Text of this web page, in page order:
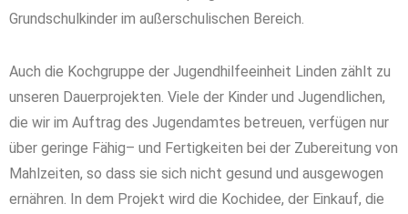
Grundschulkinder im außerschulischen Bereich.
Auch die Kochgruppe der Jugendhilfeeinheit Linden zählt zu
unseren Dauerprojekten. Viele der Kinder und Jugendlichen,
die wir im Auftrag des Jugendamtes betreuen, verfügen nur
über geringe Fähig– und Fertigkeiten bei der Zubereitung von
Mahlzeiten, so dass sie sich nicht gesund und ausgewogen
ernähren. In dem Projekt wird die Kochidee, der Einkauf, die